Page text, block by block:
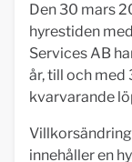
Den 30 mars
hyrestiden
Services AB
år, till och med
kvarvarande
innehåller en